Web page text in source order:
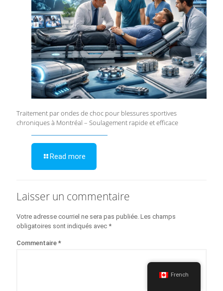
Traitement par ondes de choc pour blessures sportives
chroniques à Montréal – Soulagement rapide et efficace
Read more
Laisser un commentaire
Votre adresse courriel ne sera pas publiée. Les champs
obligatoires sont indiqués avec *
Commentaire *
French